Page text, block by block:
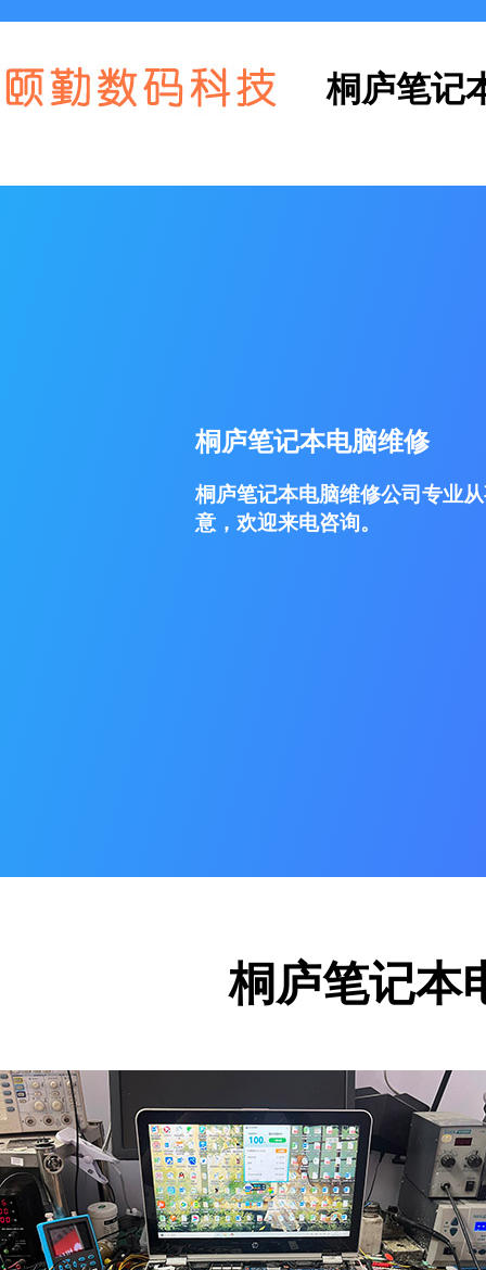
桐庐笔记
桐庐笔记本电脑维修
桐庐笔记本电脑维修公司专业
意，欢迎来电咨询。
桐庐笔记本